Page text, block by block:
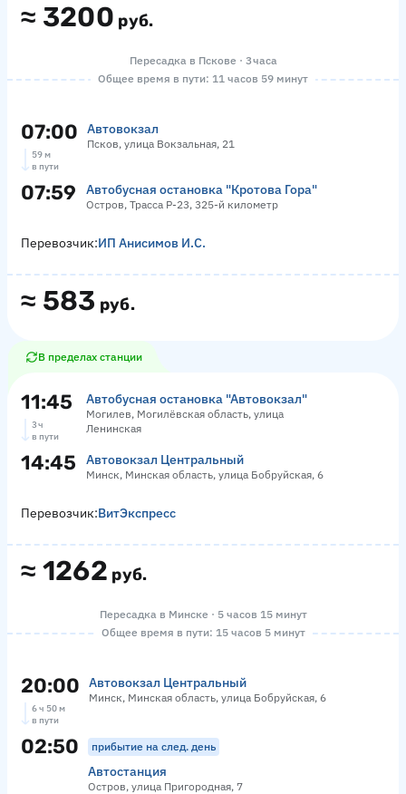
≈ 3200 руб.
Пересадка в Пскове · 3 часа
Общее время в пути: 11 часов 59 минут
07:00 Автовокзал
Псков, улица Вокзальная, 21
59 м
в пути
07:59 Автобусная остановка "Кротова Гора"
Остров, Трасса Р-23, 325-й километр
≈ 583 руб.
Перевозчик:ИП Анисимов И.С.
В пределах станции
11:45 Автобусная остановка "Автовокзал"
Могилев, Могилёвская область, улица
Ленинская
3 ч
в пути
14:45 Автовокзал Центральный
Минск, Минская область, улица Бобруйская, 6
≈ 1262 руб.
Перевозчик:ВитЭкспресс
Пересадка в Минске · 5 часов 15 минут
Общее время в пути: 15 часов 5 минут
20:00 Автовокзал Центральный
Минск, Минская область, улица Бобруйская, 6
6 ч 50 м
в пути
02:50 прибытие на след. день
Автостанция
Остров, улица Пригородная, 7